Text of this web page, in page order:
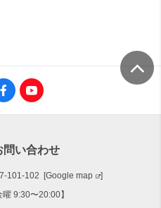
問い合わせ
101-102 [Google map
]
9:30〜20:00】